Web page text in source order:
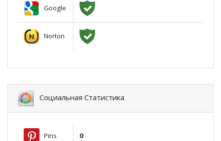
Google
Norton
Социальная Статистика
Pins 0